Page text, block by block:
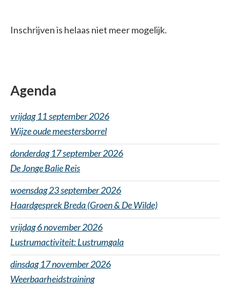
Inschrijven is helaas niet meer mogelijk.
Agenda
vrijdag 11 september 2026
Wijze oude meestersborrel
donderdag 17 september 2026
De Jonge Balie Reis
woensdag 23 september 2026
Haardgesprek Breda (Groen & De Wilde)
vrijdag 6 november 2026
Lustrumactiviteit: Lustrumgala
dinsdag 17 november 2026
Weerbaarheidstraining